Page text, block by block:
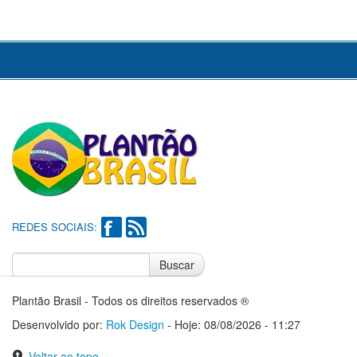
REDES SOCIAIS:
Buscar
Plantão Brasil - Todos os direitos reservados ®
Desenvolvido por: Rok Design - Hoje: 08/08/2026 - 11:27